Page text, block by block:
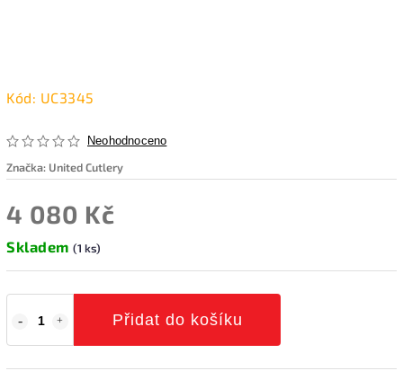
Kód: UC3345
Neohodnoceno
Značka: United Cutlery
4 080 Kč
Skladem (1 ks)
Přidat do košíku